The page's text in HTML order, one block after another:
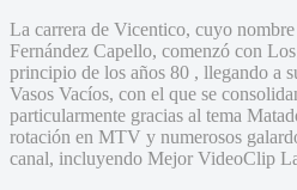
La carrera de Vicentico, cuyo
Fernández Capello, comenzó con
principio de los años 80 , llegando a
Vasos Vacíos, con el que se
particularmente gracias al tema
rotación en MTV y numerosos
canal, incluyendo Mejor VideoClip